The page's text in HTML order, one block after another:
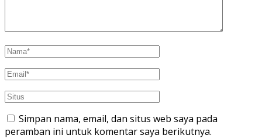
Simpan nama, email, dan situs web saya pada
peramban ini untuk komentar saya berikutnya.